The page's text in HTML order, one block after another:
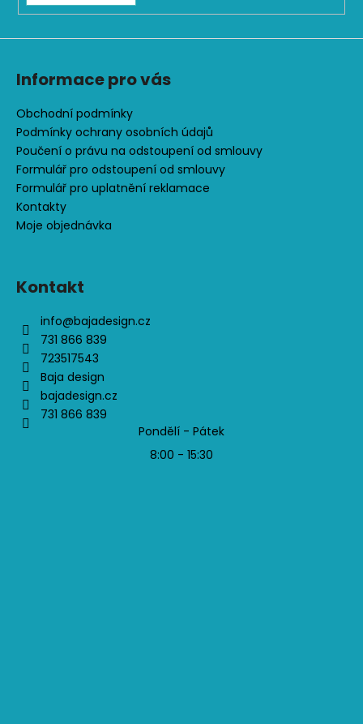
u
Informace pro vás
Obchodní podmínky
Podmínky ochrany osobních údajů
Poučení o právu na odstoupení od smlouvy
Formulář pro odstoupení od smlouvy
Formulář pro uplatnění reklamace
Kontakty
Moje objednávka
Kontakt
info@bajadesign.cz
731 866 839
723517543
Baja design
bajadesign.cz
731 866 839
Pondělí - Pátek
8:00 - 15:30